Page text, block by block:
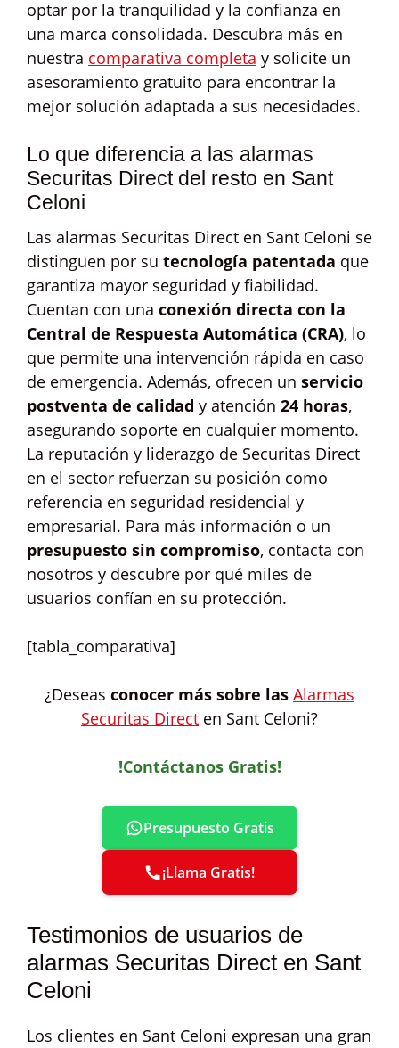
optar por la tranquilidad y la confianza en
una marca consolidada. Descubra más en
nuestra comparativa completa y solicite un
asesoramiento gratuito para encontrar la
mejor solución adaptada a sus necesidades.
Lo que diferencia a las alarmas
Securitas Direct del resto en Sant
Celoni
Las alarmas Securitas Direct en Sant Celoni se
distinguen por su tecnología patentada que
garantiza mayor seguridad y fiabilidad.
Cuentan con una conexión directa con la
Central de Respuesta Automática (CRA), lo
que permite una intervención rápida en caso
de emergencia. Además, ofrecen un servicio
postventa de calidad y atención 24 horas,
asegurando soporte en cualquier momento.
La reputación y liderazgo de Securitas Direct
en el sector refuerzan su posición como
referencia en seguridad residencial y
empresarial. Para más información o un
presupuesto sin compromiso, contacta con
nosotros y descubre por qué miles de
usuarios confían en su protección.
[tabla_comparativa]
¿Deseas conocer más sobre las Alarmas
Securitas Direct en Sant Celoni?
!Contáctanos Gratis!
Presupuesto Gratis
¡Llama Gratis!
Testimonios de usuarios de
alarmas Securitas Direct en Sant
Celoni
Los clientes en Sant Celoni expresan una gran